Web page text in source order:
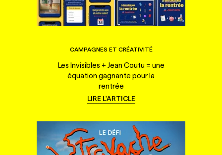
CAMPAGNES ET CRÉATIVITÉ
Les Invisibles + Jean Coutu = une
équation gagnante pour la
rentrée
LIRE L'ARTICLE